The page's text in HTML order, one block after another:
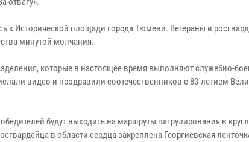
к Исторической площади города Тюмени. Ветераны и
минутой молчания.
которые в настоящее время выполняют служебно-
видео и поздравили соотечественников с 80-летием
будут выходить на маршруты патрулирования в
в области сердца закреплена Георгиевская